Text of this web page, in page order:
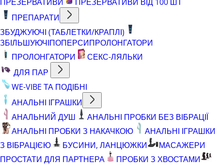
ПРЕПАРАТИ
ЗБУДЖУЮЧІ (ТАБЛЕТКИ/КРАПЛІ)
ЗБІЛЬШУЮЧІПОПЕРСИПРОЛОНГАТОРИ
ПРОЛОНГАТОРИ
СЕКС-ЛЯЛЬКИ
ДЛЯ ПАР
WE-VIBE ТА ПОДІБНІ
АНАЛЬНІ ІГРАШКИ
АНАЛЬНИЙ ДУШ
АНАЛЬНІ ПРОБКИ БЕЗ ВІБРАЦІЇ
АНАЛЬНІ ПРОБКИ З НАКАЧКОЮ
АНАЛЬНІ ІГРАШКИ
З ВІБРАЦІЄЮ
БУСИНИ, ЛАНЦЮЖКИ
МАСАЖЕРИ
ПРОСТАТИ ДЛЯ ПАРТНЕРА
ПРОБКИ З ХВОСТАМИ